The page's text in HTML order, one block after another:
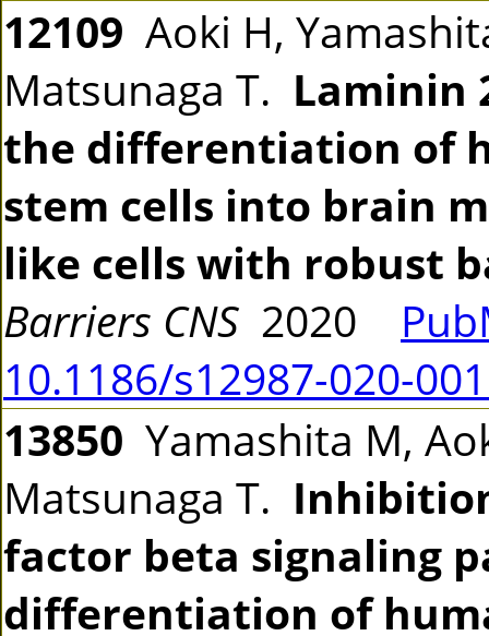
12109 Aoki H,
Matsunaga T. Laminin
the differentiation of
stem cells into brain
like cells with robust
Barriers CNS 2020
10.1186/s12987-020-
13850 Yamashita M,
Matsunaga T.
factor beta signaling
differentiation of